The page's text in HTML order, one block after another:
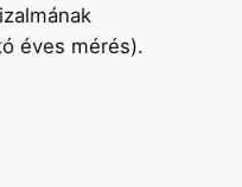
éves mérés).